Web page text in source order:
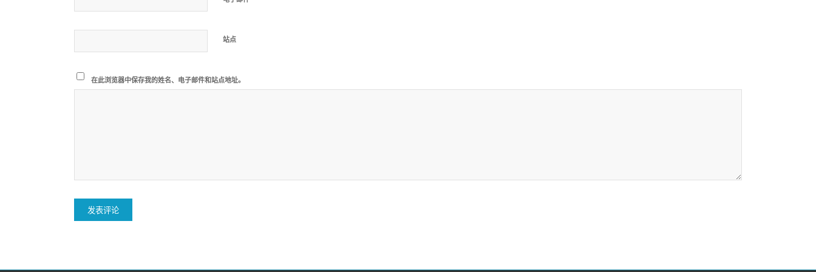
站点
在此浏览器中保存我的姓名、电子邮件和站点地址。